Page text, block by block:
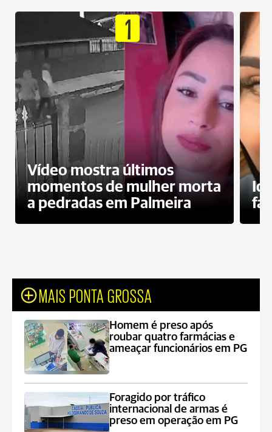
1
Vídeo mostra últimos
momentos de mulher morta
a pedradas em Palmeira
MAIS PONTA GROSSA
Homem é preso após
roubar quatro farmácias e
ameaçar funcionários em PG
Foragido por tráfico
internacional de armas é
preso em operação em PG